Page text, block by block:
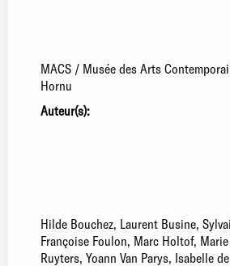
MACS / Musée des Arts
Hornu
Auteur(s):
Hilde Bouchez Laurent Busine
Françoise Foulon Marc Holtof
Ruyters Yoann Van Parys Isabelle